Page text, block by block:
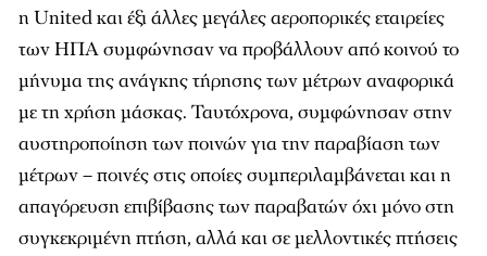
η United και έξι άλλες μεγάλες αεροπορικές εταιρείες
των ΗΠΑ συμφώνησαν να προβάλλουν από κοινού το
μήνυμα της ανάγκης τήρησης των μέτρων αναφορικά
με τη χρήση μάσκας. Ταυτόχρονα, συμφώνησαν στην
αυστηροποίηση των ποινών για την παραβίαση των
μέτρων – ποινές στις οποίες συμπεριλαμβάνεται και η
απαγόρευση επιβίβασης των παραβατών όχι μόνο στη
συγκεκριμένη πτήση, αλλά και σε μελλοντικές πτήσεις